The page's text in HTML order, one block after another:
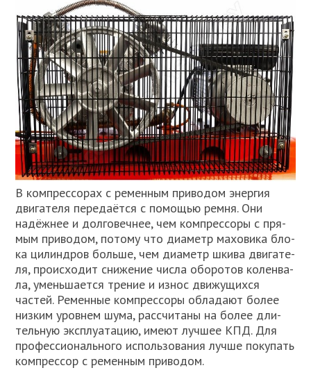
В ком­прес­со­рах с ремен­ным при­во­дом энер­гия
дви­га­те­ля пере­да­ёт­ся с помо­щью рем­ня. Они
надёж­нее и дол­го­веч­нее, чем ком­прес­со­ры с пря­
мым при­во­дом, пото­му что диа­метр махо­ви­ка бло­
ка цилин­дров боль­ше, чем диа­метр шки­ва дви­га­те­
ля, про­ис­хо­дит сни­же­ние чис­ла обо­ро­тов колен­ва­
ла, умень­ша­ет­ся тре­ние и износ дви­жу­щих­ся
частей. Ремен­ные ком­прес­со­ры обла­да­ют более
низ­ким уров­нем шума, рас­счи­та­ны на более дли­
тель­ную экс­плу­а­та­цию, име­ют луч­шее КПД. Для
про­фес­си­о­наль­но­го исполь­зо­ва­ния луч­ше поку­пать
ком­прес­сор с ремен­ным при­во­дом.